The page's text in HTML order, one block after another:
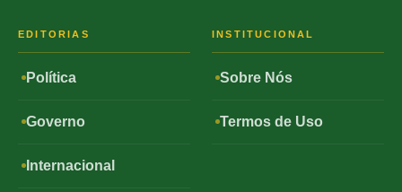
EDITORIAS
Política
Governo
Internacional
INSTITUCIONAL
Sobre Nós
Termos de Uso